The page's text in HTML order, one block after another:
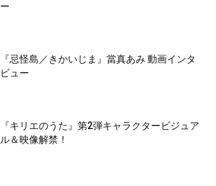
ー
『忌怪島／きかいじま』當真あみ 動画インタ
ビュー
『キリエのうた』第2弾キャラクタービジュア
ル＆映像解禁！